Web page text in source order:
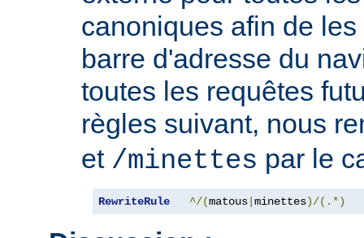
canoniques afin de
barre d'adresse du
toutes les requêtes
règles suivant, nous
et /minettes par le
RewriteRule ^/(matous minettes)/(.*)